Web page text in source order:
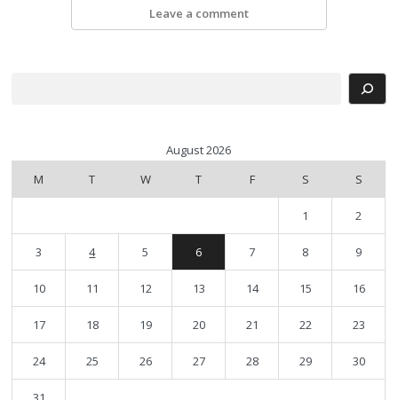
Leave a comment
August 2026
M
T W T F S S
1 2
3 4 5 6 7 8 9
10 11 12 13 14 15 16
17 18 19 20 21 22 23
24 25 26 27 28 29 30